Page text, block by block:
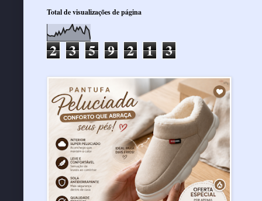
Total de visualizações de página
2 3 5 9 2 1 3